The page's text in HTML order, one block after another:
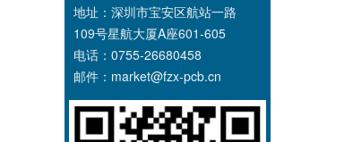
地址：深圳市宝安区航站一路
109号星航大厦A座601-605
电话：0755-26680458
邮件：market@fzx-pcb.cn